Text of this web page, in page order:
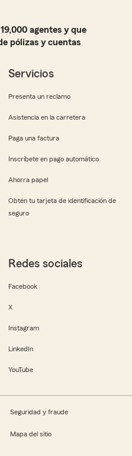
agentes y que
pólizas y cuentas
Servicios
Presenta un reclamo
Asistencia en la carretera
Paga una factura
Inscríbete en pago automático
Ahorra papel
Obtén tu tarjeta de identificación de
seguro
Redes sociales
Facebook
X
Instagram
LinkedIn
YouTube
Seguridad y fraude
Mapa del sitio